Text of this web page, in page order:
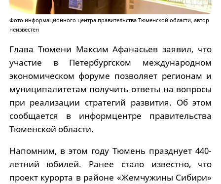
Фото информационного центра правительства Тюменской области, автор
неизвестен
Глава Тюмени Максим Афанасьев заявил, что
участие в Петербургском международном
экономическом форуме позволяет регионам и
муниципалитетам получить ответы на вопросы
при реализации стратегий развития. Об этом
сообщается в информцентре правительства
Тюменской области.
Напомним, в этом году Тюмень празднует 440-
летний юбилей. Ранее стало известно, что
проект курорта в районе «Жемчужины Сибири»